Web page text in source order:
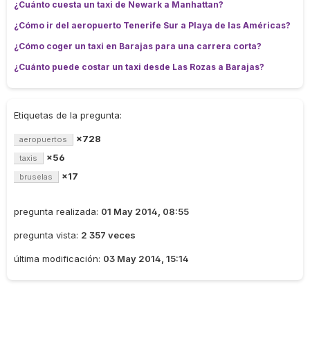
¿Cuánto cuesta un taxi de Newark a Manhattan?
¿Cómo ir del aeropuerto Tenerife Sur a Playa de las Américas?
¿Cómo coger un taxi en Barajas para una carrera corta?
¿Cuánto puede costar un taxi desde Las Rozas a Barajas?
Etiquetas de la pregunta:
aeropuertos ×728
taxis ×56
bruselas ×17
pregunta realizada: 01 May 2014, 08:55
pregunta vista: 2 357 veces
última modificación: 03 May 2014, 15:14